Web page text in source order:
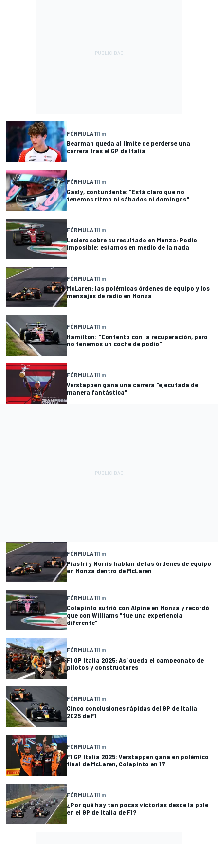
FÓRMULA 111 m
Bearman queda al límite de perderse una
carrera tras el GP de Italia
FÓRMULA 111 m
Gasly, contundente: "Está claro que no
tenemos ritmo ni sábados ni domingos"
FÓRMULA 111 m
Leclerc sobre su resultado en Monza: Podio
imposible; estamos en medio de la nada
FÓRMULA 111 m
McLaren: las polémicas órdenes de equipo y los
mensajes de radio en Monza
FÓRMULA 111 m
Hamilton: "Contento con la recuperación, pero
no tenemos un coche de podio"
FÓRMULA 111 m
Verstappen gana una carrera "ejecutada de
manera fantástica"
FÓRMULA 111 m
Piastri y Norris hablan de las órdenes de equipo
en Monza dentro de McLaren
FÓRMULA 111 m
Colapinto sufrió con Alpine en Monza y recordó
que con Williams "fue una experiencia
diferente"
FÓRMULA 111 m
F1 GP Italia 2025: Así queda el campeonato de
pilotos y constructores
FÓRMULA 111 m
Cinco conclusiones rápidas del GP de Italia
2025 de F1
FÓRMULA 111 m
F1 GP Italia 2025: Verstappen gana en polémico
final de McLaren, Colapinto en 17
FÓRMULA 111 m
¿Por qué hay tan pocas victorias desde la pole
en el GP de Italia de F1?